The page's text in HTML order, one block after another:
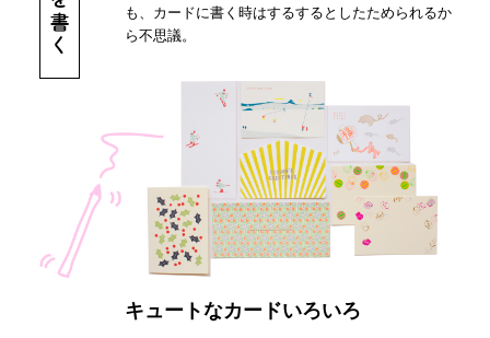
も、カードに書く時はするするとしたためられるか
ら不思議。
キュートなカードいろいろ